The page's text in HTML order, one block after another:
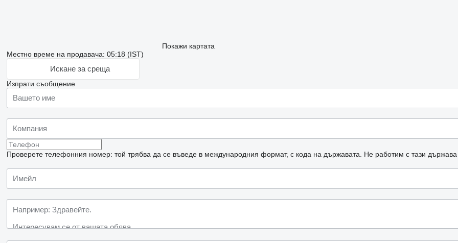
Покажи картата
Местно време на продавача: 05:18 (IST)
Искане за среща
Изпрати съобщение
Проверете телефонния номер: той трябва да се въведе в международния формат, с кода на държавата. Не работим с тази държава